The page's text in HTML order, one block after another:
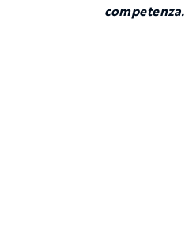
competenza.